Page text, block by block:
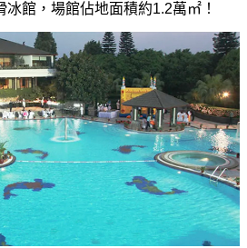
館，場館佔地面積約1.2萬㎡！